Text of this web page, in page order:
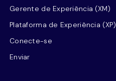
Gerente de Experiência (XM)
Plataforma de Experiência (XP)
Conecte-se
Enviar